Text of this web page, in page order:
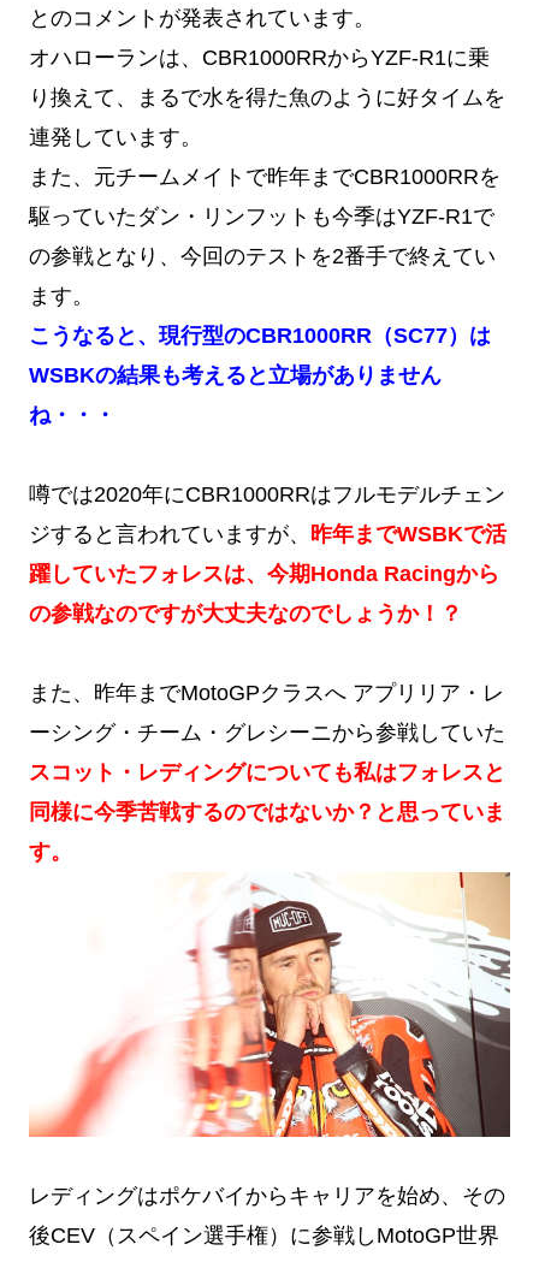
とのコメントが発表されています。
オハローランは、CBR1000RRからYZF-R1に乗
り換えて、まるで水を得た魚のように好タイムを
連発しています。
また、元チームメイトで昨年までCBR1000RRを
駆っていたダン・リンフットも今季はYZF-R1で
の参戦となり、今回のテストを2番手で終えてい
ます。
こうなると、現行型のCBR1000RR（SC77）は
WSBKの結果も考えると立場がありません
ね・・・
噂では2020年にCBR1000RRはフルモデルチェン
ジすると言われていますが、 昨年までWSBKで活
躍していたフォレスは、今期Honda Racingから
の参戦なのですが大丈夫なのでしょうか！？
また、昨年までMotoGPクラスへ アプリリア・レ
ーシング・チーム・グレシーニから参戦していた
スコット・レディングについても私はフォレスと
同様に今季苦戦するのではないか？と思っていま
す。
レディングはポケバイからキャリアを始め、その
後CEV（スペイン選手権）に参戦しMotoGP世界